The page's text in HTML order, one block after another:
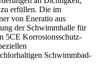
erfüllen. Die im
von Eneratio aus
der Schwimmhalle für
5CE Korrosionsschutz-
Schwimmbad-